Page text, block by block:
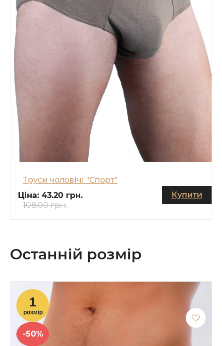
Труси чоловічі "Спорт"
Ціна: 43.20 грн.
108.00 грн.
Купити
Останній розмір
-50%